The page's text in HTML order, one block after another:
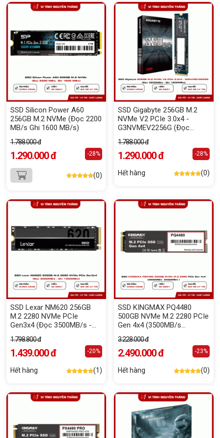
SSD Silicon Power A60
256GB M.2 NVMe (Đọc 2200
MB/s Ghi 1600 MB/s)
1.788.000 đ
1.290.000 đ -28%
(0)
SSD Gigabyte 256GB M.2
NVMe V2 PCIe 3.0x4 -
G3NVMEV2256G (Đọc
1.788.000 đ
1.290.000 đ -28%
Hết hàng (0)
SSD Lexar NM620 256GB
M.2 2280 NVMe PCIe
Gen3x4 (Đọc 3500MB/s -
1.798.800 đ
1.439.000 đ -20%
Hết hàng (1)
SSD KINGMAX PQ4480
500GB NVMe M.2 2280 PCIe
Gen 4x4 (3500MB/s
3.228.000 đ
2.490.000 đ -23%
Hết hàng (0)